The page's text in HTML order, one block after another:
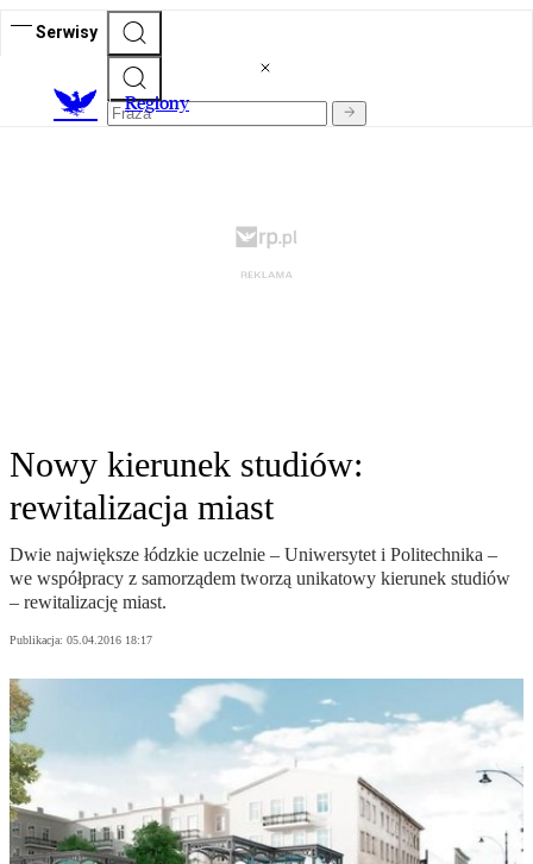
Serwisy
Regiony
Nowy kierunek studiów:
rewitalizacja miast
Dwie największe łódzkie uczelnie – Uniwersytet i Politechnika –
we współpracy z samorządem tworzą unikatowy kierunek studiów
– rewitalizację miast.
Publikacja: 05.04.2016 18:17